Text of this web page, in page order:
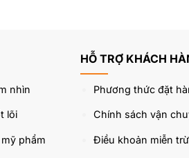
nhìn
lõi
phẩm
HỖ TRỢ KHÁCH
Phương thức đặt
Chính sách vận
Điều khoản miễn trừ